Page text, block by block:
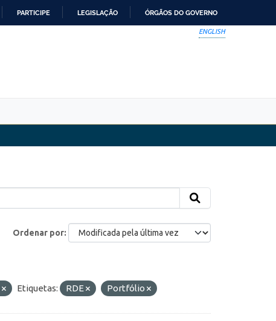
PARTICIPE LEGISLAÇÃO ÓRGÃOS DO GOVERNO
ENGLISH
Ordenar por
Etiquetas: RDE Portfólio